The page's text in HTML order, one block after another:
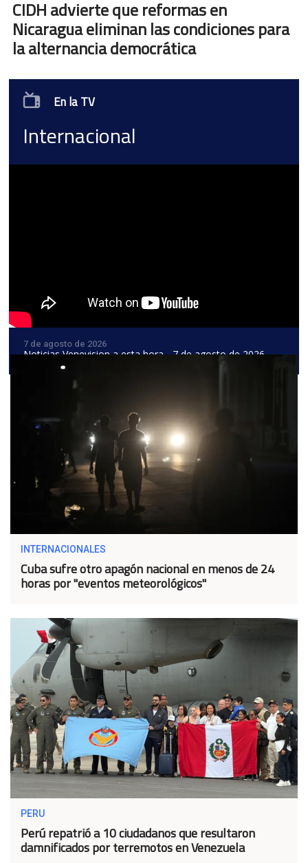
CIDH advierte que reformas en
Nicaragua eliminan las condiciones para
la alternancia democrática
En la TV
Internacional
7 de agosto de 2026
Noticias Venevision a esta hora - 7 de agosto de 2026
INTERNACIONALES
Cuba sufre otro apagón nacional en menos de 24
horas por "eventos meteorológicos"
PERU
Perú repatrió a 10 ciudadanos que resultaron
damnificados por terremotos en Venezuela